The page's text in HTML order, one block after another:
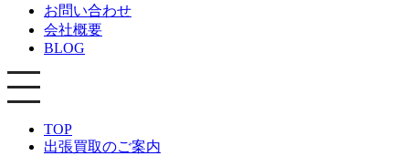
お問い合わせ
会社概要
BLOG
TOP
出張買取のご案内